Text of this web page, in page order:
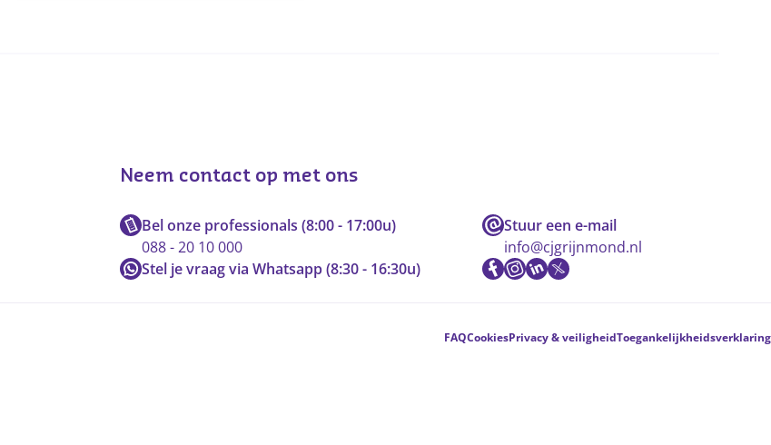
Neem contact op met ons
Bel onze professionals (8:00 - 17:00u)
088 - 20 10 000
Stel je vraag via Whatsapp (8:30 - 16:30u)
Stuur een e-mail
info@cjgrijnmond.nl
FAQCookiesPrivacy & veiligheidToegankelijkheidsverklaring